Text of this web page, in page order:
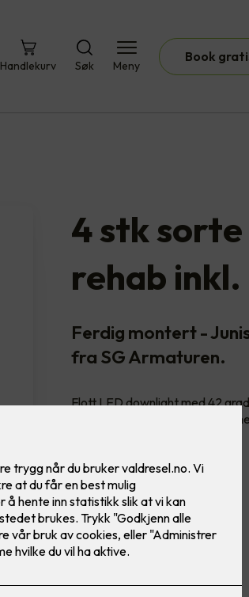
Handlekurv Søk Meny
Book
4 stk
rehab
Ferdig montert -
fra SG Armaturen.
Flott LED downlight med 42
innendørs bruke, inkl. LED
Farge
5,900